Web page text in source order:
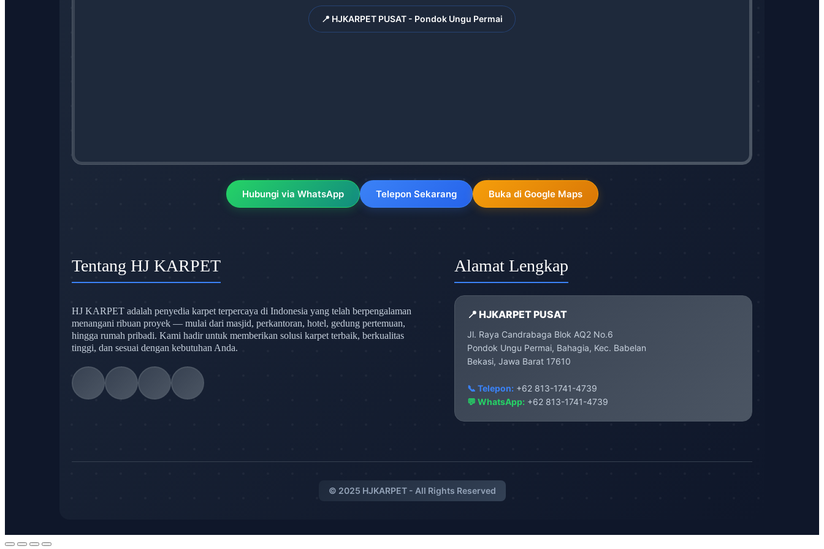
📍 HJKARPET PUSAT - Pondok Ungu Permai
Hubungi via WhatsApp Telepon Sekarang Buka di Google Maps
Tentang HJ KARPET
HJ KARPET adalah penyedia karpet terpercaya di Indonesia yang telah berpengalaman
menangani ribuan proyek — mulai dari masjid, perkantoran, hotel, gedung pertemuan,
hingga rumah pribadi. Kami hadir untuk memberikan solusi karpet terbaik, berkualitas
tinggi, dan sesuai dengan kebutuhan Anda.
Alamat Lengkap
📍 HJKARPET PUSAT
Jl. Raya Candrabaga Blok AQ2 No.6
Pondok Ungu Permai, Bahagia, Kec. Babelan
Bekasi, Jawa Barat 17610
📞 Telepon:+62 813-1741-4739
💬 WhatsApp: +62 813-1741-4739
© 2025 HJKARPET - All Rights Reserved